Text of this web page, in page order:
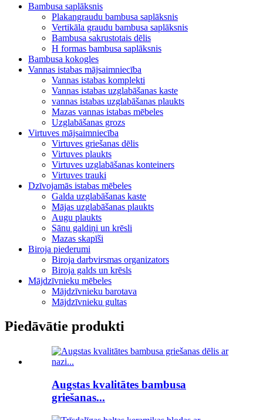
Bambusa saplāksnis
Plakangraudu bambusa saplāksnis
Vertikāla graudu bambusa saplāksnis
Bambusa sakrustotais dēlis
H formas bambusa saplāksnis
Bambusa kokogles
Vannas istabas mājsaimniecība
Vannas istabas komplekti
Vannas istabas uzglabāšanas kaste
vannas istabas uzglabāšanas plaukts
Mazas vannas istabas mēbeles
Uzglabāšanas grozs
Virtuves mājsaimniecība
Virtuves griešanas dēlis
Virtuves plaukts
Virtuves uzglabāšanas konteiners
Virtuves trauki
Dzīvojamās istabas mēbeles
Galda uzglabāšanas kaste
Mājas uzglabāšanas plaukts
Augu plaukts
Sānu galdiņi un krēsli
Mazas skapīši
Biroja piederumi
Biroja darbvirsmas organizators
Biroja galds un krēsls
Mājdzīvnieku mēbeles
Mājdzīvnieku barotava
Mājdzīvnieku gultas
Piedāvātie produkti
Augstas kvalitātes bambusa
griešanas...